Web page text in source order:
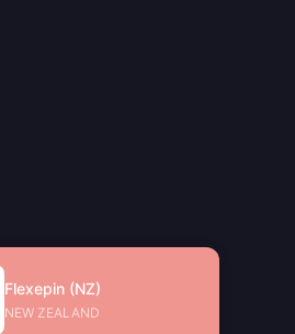
Flexepin (NZ)
NEW ZEALAND